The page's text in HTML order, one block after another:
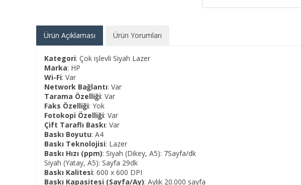
Ürün Açıklaması Ürün Yorumları
Kategori: Çok işlevli Siyah Lazer
Marka: HP
Wi-Fi: Var
Network Bağlantı: Var
Tarama Özelliği: Var
Faks Özelliği: Yok
Fotokopi Özelliği: Var
Çift Taraflı Baskı: Var
Baskı Boyutu: A4
Baskı Teknolojisi: Lazer
Baskı Hızı (ppm): Siyah (Dikey, A5): 7Sayfa/dk
Siyah (Yatay, A5): Sayfa 29dk
Baskı Kalitesi: 600 x 600 DPI
Baskı Kapasitesi (Sayfa/Ay): Aylık 20.000 sayfa